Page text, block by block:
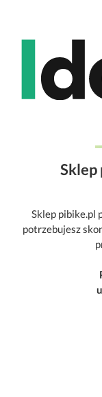
Sklep
Sklep pibike.pl
potrzebujesz